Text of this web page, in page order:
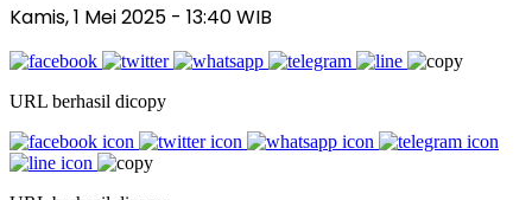
Kamis, 1 Mei 2025 - 13:40 WIB
URL berhasil dicopy